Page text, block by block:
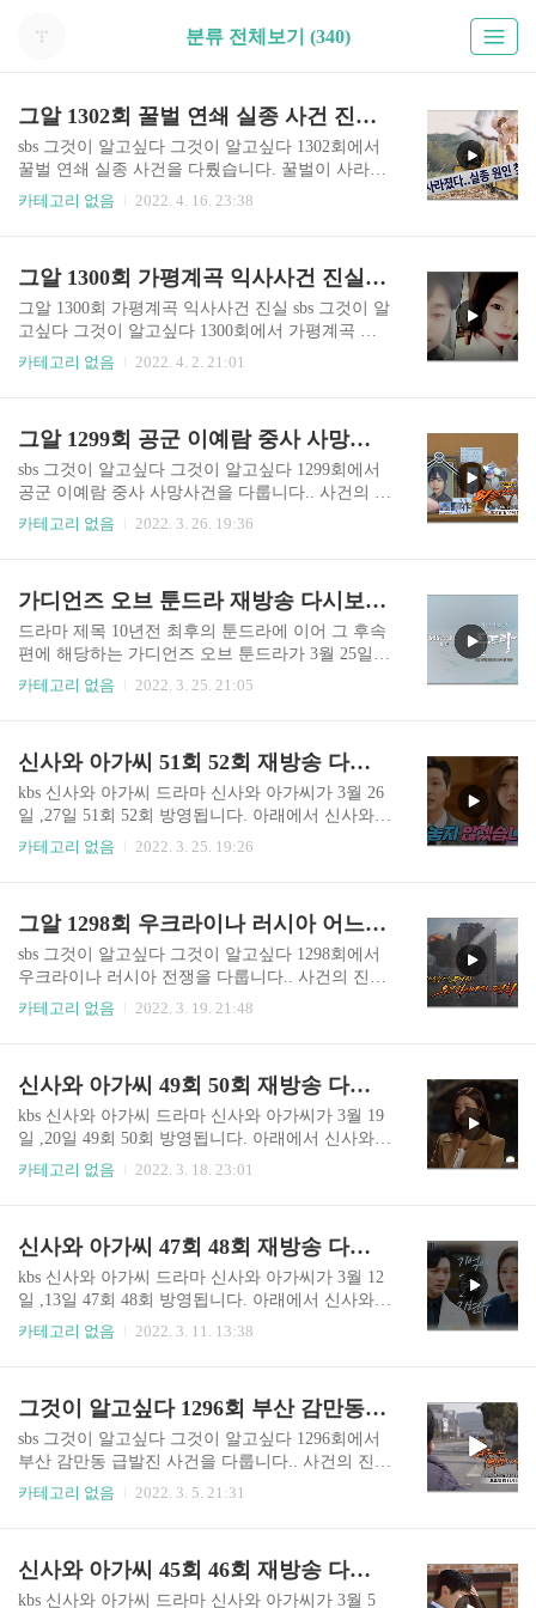
분류 전체보기 (340)
그알 1302회 꿀벌 연쇄 실종 사건 진실 (+다시보기 무료)
sbs 그것이 알고싶다 그것이 알고싶다 1302회에서
꿀벌 연쇄 실종 사건을 다뤘습니다. 꿀벌이 사라진
이유가 무엇인지 살펴봅니다. 이번 방송을 놓치면
일 밤 11시10분에 방영합니다. 본방사수를 원하시
면 sbs 온에어를 통해 실시간 무료 시청 가능합니
다. 아래의 사이트를 참고 바랍니다. http://bit.ly/SB
S_vod_Free 그것이 알고 싶다 다시보기 그알 시청
방법 안내 재방송 무료 보기 SBS 온에어 그것이 알
배우 김상중 씨가 진행하는 대한민국..
카테고리 없음 2022. 4. 16. 23:38
그알 1300회 가평계곡 익사사건 진실(+다시보기 무료)
그알 1300회 가평계곡 익사사건 진실 sbs 그것이 알
고싶다 그것이 알고싶다 1300회에서 가평계곡 익
사사건을 특별편성했습니다. 용의자인 이은해 조
니다. sbs 그것이 알고싶다 시청 방법 그것이 알고
싶다는 매주 토요일 밤 11시10분에 방영합니다. 본
방사수를 원하시면 sbs 온에어를 통해 실시간 무료
시청 가능합니다. 아래의 사이트를 참고 바랍니다.
http://bit.ly/SBS_vod_Free 그것이 알고 싶다 다시보
기 안내 매주 토요일 밤 11시10분에 방..
카테고리 없음 2022. 4. 2. 21:01
그알 1299회 공군 이예람 중사 사망사건 진실 (+가해자 정체 장모 중사)
sbs 그것이 알고싶다 그것이 알고싶다 1299회에서
공군 이예람 중사 사망사건을 다룹니다.. 사건의 진
실이 무엇인지 이번 방송을 놓치면 안될 것 같습니
에 방영합니다. 본방사수를 원하시면 sbs 온에어를
통해 실시간 무료 시청 가능합니다. 아래의 사이트
를 참고 바랍니다. http://bit.ly/SBS_vod_Free 그것
이 알고 싶다 다시보기 그알 시청 방법 안내 재방송
무료 보기 SBS 온에어 그것이 알고 싶다 그알 실시
진행하는 대한민국 대표 시사 교..
카테고리 없음 2022. 3. 26. 19:36
가디언즈 오브 툰드라 재방송 다시보기(+무료)
드라마 제목 10년전 최후의 툰드라에 이어 그 후속
편에 해당하는 가디언즈 오브 툰드라가 3월 25일부
터 방영됩니다. 국내 최초 시베리아 툰드라의 사계
기 정보를 확인 바랍니다. 목차 드라마 시청 방법
본방송은 매주 저녁 10시에 방영됩니다. TV 시청
이 어렵다면 모바일, PC 에서 볼 수 있습니다. 아래
의 온에어 사이트를 이용 바랍니다. http://bit.ly/SB
S_ONAIR_VOD SBS 온에어 24시간 스타TV ALL
교양, 드라마를 방영하고 있습..
카테고리 없음 2022. 3. 25. 21:05
신사와 아가씨 51회 52회 재방송 다시보기(+결말)
kbs 신사와 아가씨 드라마 신사와 아가씨가 3월 26
일 ,27일 51회 52회 방영됩니다. 아래에서 신사와
아가씨 재방송 및 다시보기 시청 방법을 확인 바랍
C 에서 볼 수 있습니다. 아래의 사이트를 이용 바랍
니다. https://bit.ly/youngladygentleman_KBS2 신사
와 아가씨 재방송 다시보기(+예고영상) kbs 신사와
아가씨 KBS 2TV 새 주말드라마 '신사와 아가씨'는
자신의 선택에 책임을 다하고 행복을 찾아가는 신
g..
카테고리 없음 2022. 3. 25. 19:26
그알 1298회 우크라이나 러시아 어느 전쟁의 기록 재방송 다시보기
sbs 그것이 알고싶다 그것이 알고싶다 1298회에서
우크라이나 러시아 전쟁을 다룹니다.. 사건의 진실
이 무엇인지 이번 방송을 놓치면 안될 것 같습니다.
영합니다. 본방사수를 원하시면 sbs 온에어를 통해
실시간 무료 시청 가능합니다. 아래의 사이트를 참
고 바랍니다. http://bit.ly/SBS_vod_Free 그것이 알
고 싶다 다시보기 그알 시청 방법 안내 재방송 무료
보기 SBS 온에어 그것이 알고 싶다 그알 실시간 재
하는 대한민국 대표 시사 교양 ..
카테고리 없음 2022. 3. 19. 21:48
신사와 아가씨 49회 50회 재방송 다시보기(+51회 예고)
kbs 신사와 아가씨 드라마 신사와 아가씨가 3월 19
일 ,20일 49회 50회 방영됩니다. 아래에서 신사와
아가씨 재방송 및 다시보기 시청 방법을 확인 바랍
C 에서 볼 수 있습니다. 아래의 사이트를 이용 바랍
니다. https://bit.ly/youngladygentleman_KBS2 신사
와 아가씨 재방송 다시보기(+예고영상) kbs 신사와
아가씨 KBS 2TV 새 주말드라마 '신사와 아가씨'는
자신의 선택에 책임을 다하고 행복을 찾아가는 신
g..
카테고리 없음 2022. 3. 18. 23:01
신사와 아가씨 47회 48회 재방송 다시보기(+49회 예고)
kbs 신사와 아가씨 드라마 신사와 아가씨가 3월 12
일 ,13일 47회 48회 방영됩니다. 아래에서 신사와
아가씨 재방송 및 다시보기 시청 방법을 확인 바랍
C 에서 볼 수 있습니다. 아래의 사이트를 이용 바랍
니다. https://bit.ly/youngladygentleman_KBS2 신사
와 아가씨 재방송 다시보기(+예고영상) kbs 신사와
아가씨 KBS 2TV 새 주말드라마 '신사와 아가씨'는
자신의 선택에 책임을 다하고 행복을 찾아가는 신
g..
카테고리 없음 2022. 3. 11. 13:38
그것이 알고싶다 1296회 부산 감만동 급발진 사건 싼타페 오버런 문제(+재판 결과)
sbs 그것이 알고싶다 그것이 알고싶다 1296회에서
부산 감만동 급발진 사건을 다룹니다.. 사건의 진실
이 무엇인지 이번 방송을 놓치면 안될 것 같습니다.
영합니다. 본방사수를 원하시면 sbs 온에어를 통해
실시간 무료 시청 가능합니다. 아래의 사이트를 참
카테고리 없음 2022. 3. 5. 21:31
신사와 아가씨 45회 46회 재방송 다시보기(+47회 예고)
kbs 신사와 아가씨 드라마 신사와 아가씨가 3월 5